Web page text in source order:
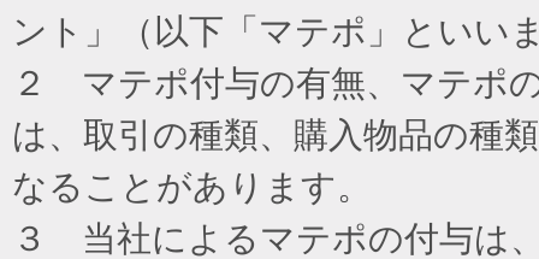
ント」（以下「マテポ」といい
２ マテポ付与の有無、マテポ
は、取引の種類、購入物品の種
なることがあります。
３ 当社によるマテポの付与は